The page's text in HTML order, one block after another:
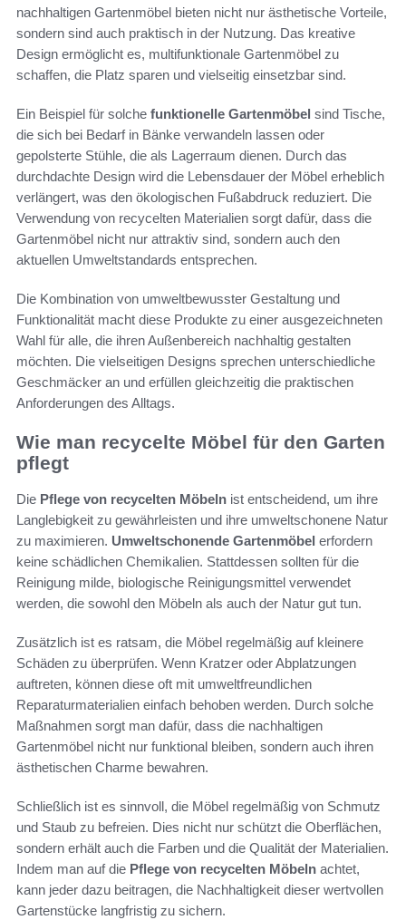
nachhaltigen Gartenmöbel bieten nicht nur ästhetische Vorteile,
sondern sind auch praktisch in der Nutzung. Das kreative
Design ermöglicht es, multifunktionale Gartenmöbel zu
schaffen, die Platz sparen und vielseitig einsetzbar sind.
Ein Beispiel für solche funktionelle Gartenmöbel sind Tische,
die sich bei Bedarf in Bänke verwandeln lassen oder
gepolsterte Stühle, die als Lagerraum dienen. Durch das
durchdachte Design wird die Lebensdauer der Möbel erheblich
verlängert, was den ökologischen Fußabdruck reduziert. Die
Verwendung von recycelten Materialien sorgt dafür, dass die
Gartenmöbel nicht nur attraktiv sind, sondern auch den
aktuellen Umweltstandards entsprechen.
Die Kombination von umweltbewusster Gestaltung und
Funktionalität macht diese Produkte zu einer ausgezeichneten
Wahl für alle, die ihren Außenbereich nachhaltig gestalten
möchten. Die vielseitigen Designs sprechen unterschiedliche
Geschmäcker an und erfüllen gleichzeitig die praktischen
Anforderungen des Alltags.
Wie man recycelte Möbel für den Garten
pflegt
Die Pflege von recycelten Möbeln ist entscheidend, um ihre
Langlebigkeit zu gewährleisten und ihre umweltschonene Natur
zu maximieren. Umweltschonende Gartenmöbel erfordern
keine schädlichen Chemikalien. Stattdessen sollten für die
Reinigung milde, biologische Reinigungsmittel verwendet
werden, die sowohl den Möbeln als auch der Natur gut tun.
Zusätzlich ist es ratsam, die Möbel regelmäßig auf kleinere
Schäden zu überprüfen. Wenn Kratzer oder Abplatzungen
auftreten, können diese oft mit umweltfreundlichen
Reparaturmaterialien einfach behoben werden. Durch solche
Maßnahmen sorgt man dafür, dass die nachhaltigen
Gartenmöbel nicht nur funktional bleiben, sondern auch ihren
ästhetischen Charme bewahren.
Schließlich ist es sinnvoll, die Möbel regelmäßig von Schmutz
und Staub zu befreien. Dies nicht nur schützt die Oberflächen,
sondern erhält auch die Farben und die Qualität der Materialien.
Indem man auf die Pflege von recycelten Möbeln achtet,
kann jeder dazu beitragen, die Nachhaltigkeit dieser wertvollen
Gartenstücke langfristig zu sichern.